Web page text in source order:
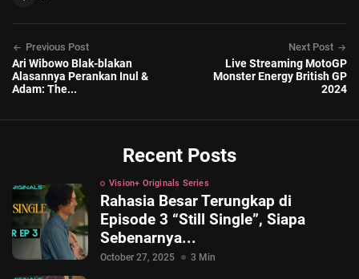
Previous Post
Ari Wibowo Blak-blakan
Alasannya Perankan Inul &
Adam: The...
Next Post
Live Streaming MotoGP
Monster Energy British GP
2024
Recent Posts
Vision+ Originals Series
Rahasia Besar Terungkap di
Episode 3 “Still Single”, Siapa
Sebenarnya...
October 27, 2025 3 Min